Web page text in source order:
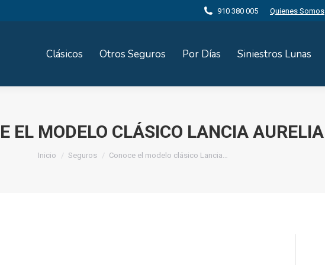
910 380 005 Quienes Somos
Clásicos Otros Seguros Por Días Siniestros Lunas
EL MODELO CLÁSICO LANCIA AURELIA
Estás aquí:
Inicio Seguros Conoce el modelo clásico Lancia…